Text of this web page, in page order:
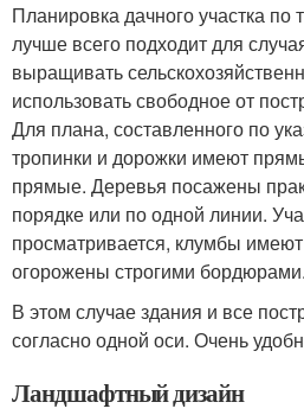
Планировка дачного участка по
лучше всего подходит для
выращивать
использовать свободное от
Для плана, составленного по
тропинки и дорожки имеют
прямые. Деревья посажены
порядке или по одной линии.
просматривается, клумбы
огорожены строгими бордюрами.
В этом случае здания и все
согласно одной оси. Очень
Ландшафтный дизайн